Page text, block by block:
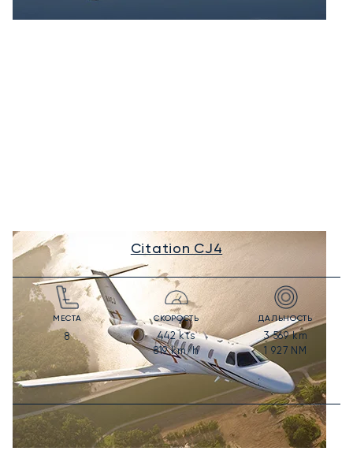
Citation CJ4
МЕСТА
8
СКОРОСТЬ
442kts
819km/h
ДАЛЬНОСТЬ
3 569km
1 927 NM